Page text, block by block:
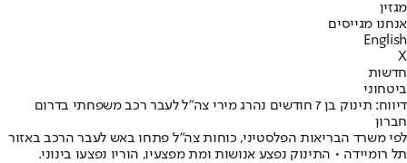
מגזין
אנחנו מגייסים
English
X
חדשות
ביטחוני
דיווח: תינוק בן 7 חודשים נהרג מירי צה"ל לעבר רכב משפחתי בדרום
חברון
לפי משרד הבריאות הפלסטיני, כוחות צה"ל פתחו באש לעבר הרכב באזור
תל רומיידה • התינוק נפצע אנושות ומת מפצעיו, הוריו נפצעו בינוני.